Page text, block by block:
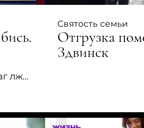
лжи,
О
Святость семьи
Отгрузка
Здвинск